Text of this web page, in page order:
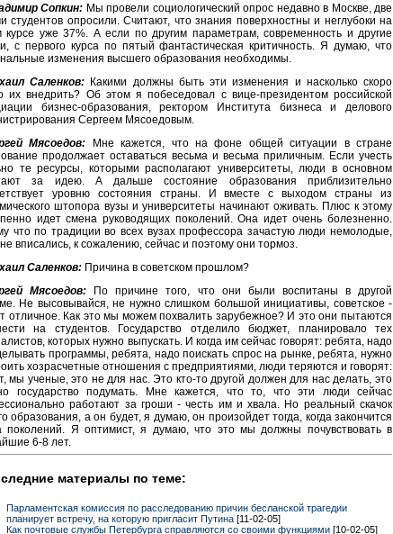
Сопкин: Мы провели социологический опрос недавно в Москве, две
студентов опросили. Считают, что знания поверхностны и неглубоки на
курсе уже 37%. А если по другим параметрам, современность и другие
с первого курса по пятый фантастическая критичность. Я думаю, что
изменения высшего образования необходимы.
Саленков: Какими должны быть эти изменения и насколько скоро
их внедрить? Об этом я побеседовал с вице-президентом российской
бизнес-образования, ректором Института бизнеса и делового
Сергеем Мясоедовым.
Мясоедов: Мне кажется, что на фоне общей ситуации в стране
продолжает оставаться весьма и весьма приличным. Если учесть
те ресурсы, которыми располагают университеты, люди в основном
за идею. А дальше состояние образования приблизительно
уровню состояния страны. И вместе с выходом страны из
штопора вузы и университеты начинают оживать. Плюс к этому
идет смена руководящих поколений. Она идет очень болезненно.
что по традиции во всех вузах профессора зачастую люди немолодые,
вписались, к сожалению, сейчас и поэтому они тормоз.
Саленков: Причина в советском прошлом?
Мясоедов: По причине того, что они были воспитаны в другой
Не высовывайся, не нужно слишком большой инициативы, советское -
отличное. Как это мы можем похвалить зарубежное? И это они пытаются
на студентов. Государство отделило бюджет, планировало тех
которых нужно выпускать. И когда им сейчас говорят: ребята, надо
программы, ребята, надо поискать спрос на рынке, ребята, нужно
хозрасчетные отношения с предприятиями, люди теряются и говорят:
мы ученые, это не для нас. Это кто-то другой должен для нас делать, это
государство подумать. Мне кажется, что то, что эти люди сейчас
работают за гроши - честь им и хвала. Но реальный скачок
образования, а он будет, я думаю, он произойдет тогда, когда закончится
поколений. Я оптимист, я думаю, что это мы должны почувствовать в
6-8 лет.
материалы по теме:
Парламентская комиссия по расследованию причин бесланской трагедии
планирует встречу, на которую пригласит Путина [11-02-05]
Как почтовые службы Петербурга справляются со своими функциями [10-02-05]